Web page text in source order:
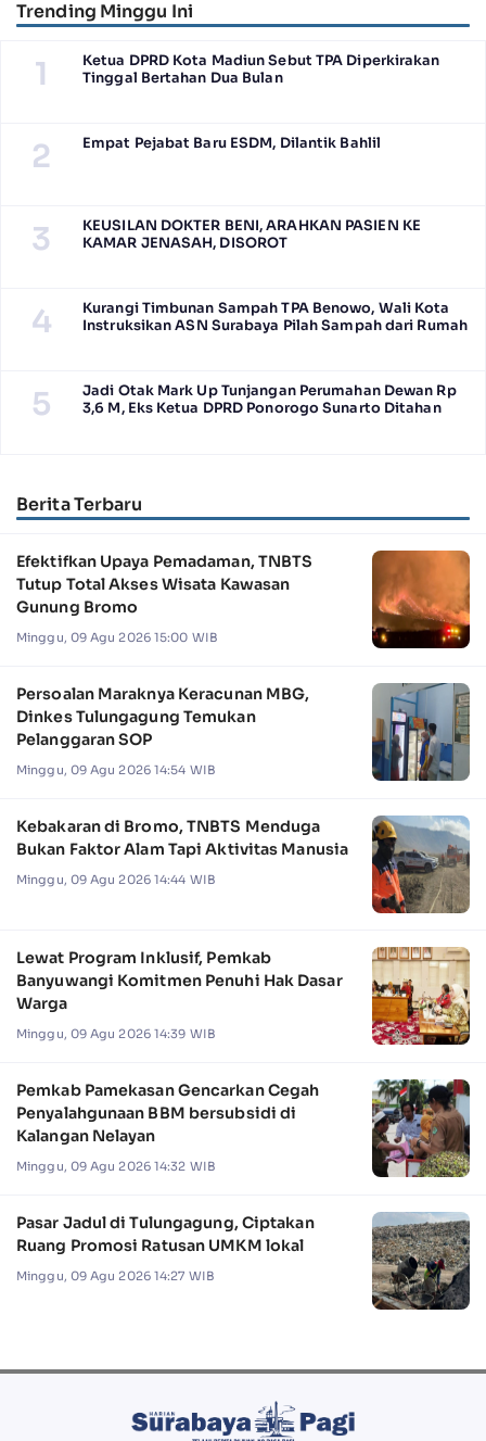
Trending Minggu Ini
1
Ketua DPRD Kota Madiun Sebut TPA Diperkirakan
Tinggal Bertahan Dua Bulan
2 Empat Pejabat Baru ESDM, Dilantik Bahlil
3
KEUSILAN DOKTER BENI, ARAHKAN PASIEN KE
KAMAR JENASAH, DISOROT
4
Kurangi Timbunan Sampah TPA Benowo, Wali Kota
Instruksikan ASN Surabaya Pilah Sampah dari Rumah
5
Jadi Otak Mark Up Tunjangan Perumahan Dewan Rp
3,6 M, Eks Ketua DPRD Ponorogo Sunarto Ditahan
Berita Terbaru
Efektifkan Upaya Pemadaman, TNBTS
Tutup Total Akses Wisata Kawasan
Gunung Bromo
Minggu, 09 Agu 2026 15:00 WIB
Persoalan Maraknya Keracunan MBG,
Dinkes Tulungagung Temukan
Pelanggaran SOP
Minggu, 09 Agu 2026 14:54 WIB
Kebakaran di Bromo, TNBTS Menduga
Bukan Faktor Alam Tapi Aktivitas Manusia
Minggu, 09 Agu 2026 14:44 WIB
Lewat Program Inklusif, Pemkab
Banyuwangi Komitmen Penuhi Hak Dasar
Warga
Minggu, 09 Agu 2026 14:39 WIB
Pemkab Pamekasan Gencarkan Cegah
Penyalahgunaan BBM bersubsidi di
Kalangan Nelayan
Minggu, 09 Agu 2026 14:32 WIB
Pasar Jadul di Tulungagung, Ciptakan
Ruang Promosi Ratusan UMKM lokal
Minggu, 09 Agu 2026 14:27 WIB